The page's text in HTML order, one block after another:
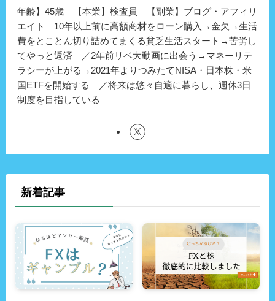
年齢】45歳 【本業】検査員 【副業】ブログ・アフィリ
エイト 10年以上前に高額商材をローン購入→金欠→生活
費をとことん切り詰めてまくる貧乏生活スタート→苦労し
てやっと返済 ／2年前リベ大動画に出会う→マネーリテ
ラシーが上がる→2021年よりつみたてNISA・日本株・米
国ETFを開始する ／将来は悠々自適に暮らし、週休3日
制度を目指している
新着記事